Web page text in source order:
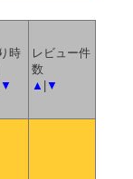
時
▼
レビュー件
数
▲ |▼